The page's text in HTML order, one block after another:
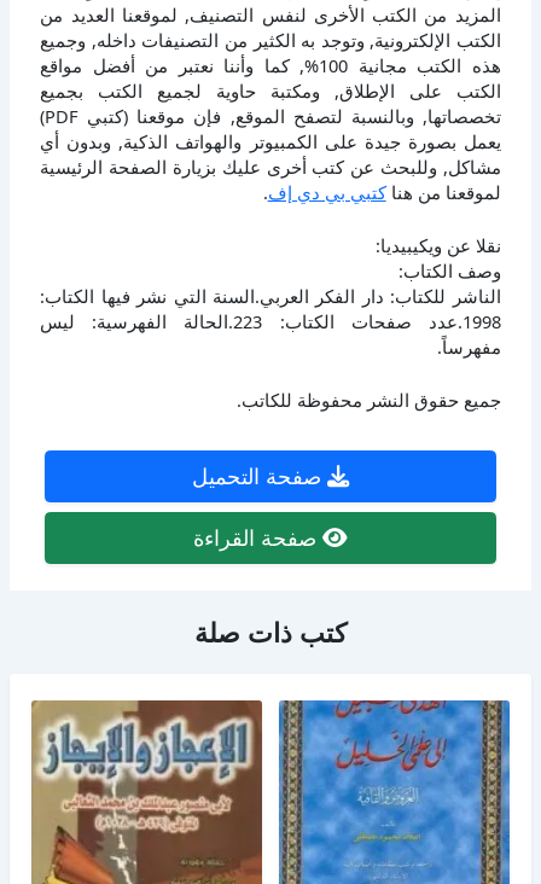
المزيد من الكتب الأخرى لنفس التصنيف, لموقعنا العديد من
الكتب الإلكترونية, وتوجد به الكثير من التصنيفات داخله, وجميع
هذه الكتب مجانية 100%, كما وأننا نعتبر من أفضل مواقع
الكتب على الإطلاق, ومكتبة حاوية لجميع الكتب بجميع
تخصصاتها, وبالنسبة لتصفح الموقع, فإن موقعنا (كتبي PDF)
يعمل بصورة جيدة على الكمبيوتر والهواتف الذكية, وبدون أي
مشاكل, وللبحث عن كتب أخرى عليك بزيارة الصفحة الرئيسية
لموقعنا من هناكتبي بي دي إف.
نقلا عن ويكيبيديا:
وصف الكتاب:
الناشر للكتاب: دار الفكر العربي.السنة التي نشر فيها الكتاب:
1998.عدد صفحات الكتاب: 223.الحالة الفهرسية: ليس
مفهرساً.
جميع حقوق النشر محفوظة للكاتب.
صفحة التحميل
صفحة القراءة
كتب ذات صلة